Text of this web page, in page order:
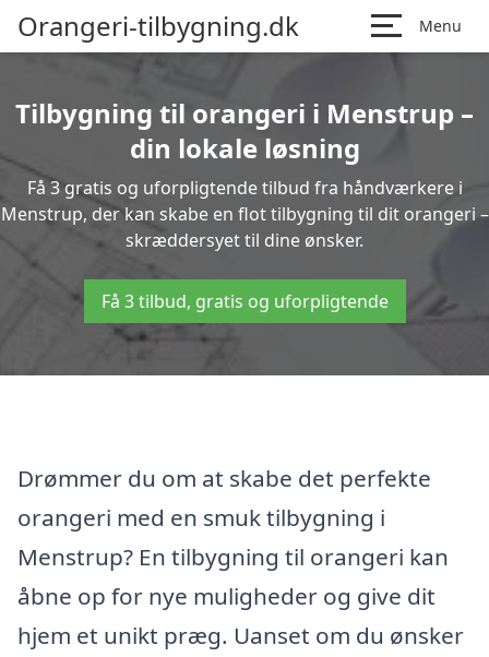
Orangeri-tilbygning.dk Menu
Tilbygning til orangeri i Menstrup –
din lokale løsning
Få 3 gratis og uforpligtende tilbud fra håndværkere i
Menstrup, der kan skabe en flot tilbygning til dit orangeri –
skræddersyet til dine ønsker.
Få 3 tilbud, gratis og uforpligtende
Drømmer du om at skabe det perfekte
orangeri med en smuk tilbygning i
Menstrup? En tilbygning til orangeri kan
åbne op for nye muligheder og give dit
hjem et unikt præg. Uanset om du ønsker